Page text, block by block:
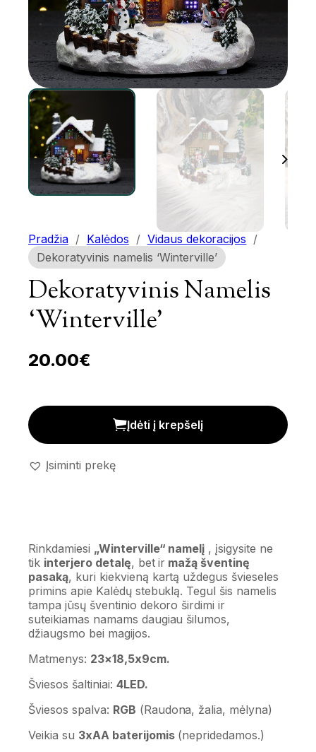
Pradžia / Kalėdos / Vidaus dekoracijos /
Dekoratyvinis namelis ‘Winterville’
Dekoratyvinis Namelis
‘Winterville’
20.00€
Dekoratyvinis namelis 'Winterville' kiekis
Įdėti į krepšelį
Įsiminti prekę
Rinkdamiesi „Winterville“ namelį , įsigysite ne
tik interjero detalę, bet ir mažą šventinę
pasaką, kuri kiekvieną kartą uždegus švieseles
primins apie Kalėdų stebuklą. Tegul šis namelis
tampa jūsų šventinio dekoro širdimi ir
suteikiamas namams daugiau šilumos,
džiaugsmo bei magijos.
Matmenys: 23×18,5x9cm.
Šviesos šaltiniai: 4LED.
Šviesos spalva: RGB (Raudona, žalia, mėlyna)
Veikia su 3xAA baterijomis(nepridedamos.)